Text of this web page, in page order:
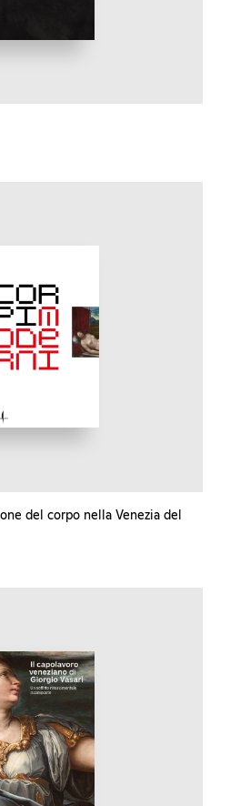
del corpo nella Venezia del